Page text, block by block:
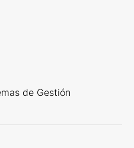
de Gestión